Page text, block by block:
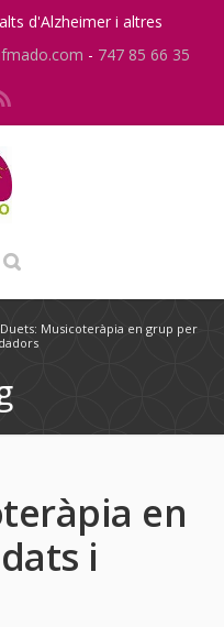
d'Alzheimer i altres
- 747 85 66 35
Duets: Musicoteràpia en grup per
en
i